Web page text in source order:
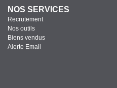
NOS SERVICES
Recrutement
Nos outils
Biens vendus
Alerte Email